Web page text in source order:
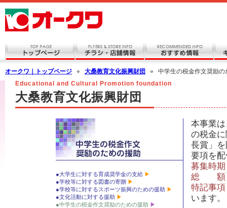
オークワ｜トップページ 大桑教育文化振興財団
中学生の税金作文奨励の
Educational and Cultural Promotion foundation
大桑教育文化振興財団
●大学生に対する育成奨学金の支給
●学校等に対する図書の寄贈
●学校等に対するスポーツ振興のための援助
●文化活動に対する援助
●中学生の税金作文奨励のための援助
本事業
の税金
長賞」
要項を
募集時
総 額
特記事
います。